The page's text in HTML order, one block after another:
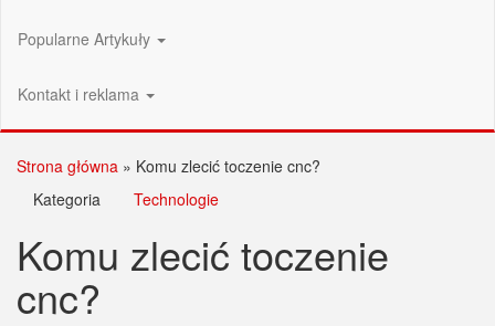
Popularne Artykuły
Kontakt i reklama
Strona główna » Komu zlecić toczenie cnc?
Kategoria
Technologie
Komu zlecić toczenie
cnc?